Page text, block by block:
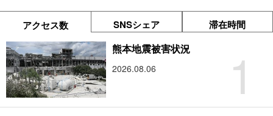
アクセス数 SNSシェア 滞在時間
1
熊本地震被害状況
2026.08.06